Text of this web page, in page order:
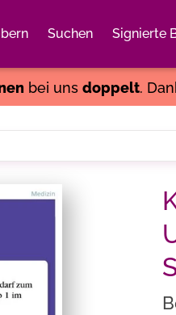
Suchen Signierte
bei uns doppelt.